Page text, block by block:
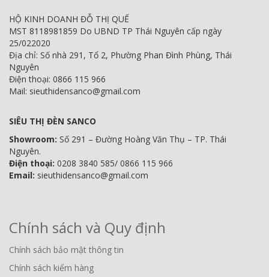
HỘ KINH DOANH ĐỖ THỊ QUẾ
MST 8118981859 Do UBND TP Thái Nguyên cấp ngày
25/022020
Địa chỉ: Số nhà 291, Tổ 2, Phường Phan Đình Phùng, Thái
Nguyên
Điện thoại: 0866 115 966
Mail: sieuthidensanco@gmail.com
SIÊU THỊ ĐÈN SANCO
Showroom: Số 291 – Đường Hoàng Văn Thụ – TP. Thái
Nguyên.
Điện thoại: 0208 3840 585/ 0866 115 966
Email: sieuthidensanco@gmail.com
Chính sách và Quy định
Chính sách bảo mật thông tin
Chính sách kiểm hàng